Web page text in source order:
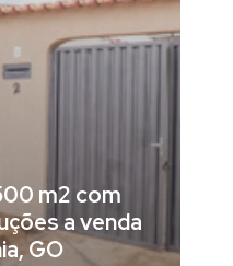
m2 com
a venda
GO